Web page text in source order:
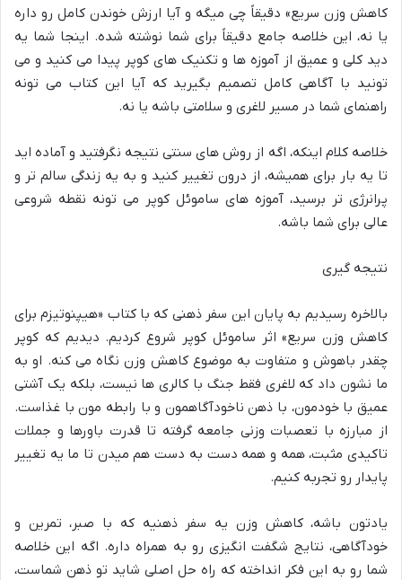
کاهش وزن سریع» دقیقاً چی میگه و آیا ارزش خوندن کامل رو داره
یا نه، این خلاصه جامع دقیقاً برای شما نوشته شده. اینجا شما یه
دید کلی و عمیق از آموزه ها و تکنیک های کوپر پیدا می کنید و می
تونید با آگاهی کامل تصمیم بگیرید که آیا این کتاب می تونه
راهنمای شما در مسیر لاغری و سلامتی باشه یا نه.
خلاصه کلام اینکه، اگه از روش های سنتی نتیجه نگرفتید و آماده اید
تا یه بار برای همیشه، از درون تغییر کنید و به یه زندگی سالم تر و
پرانرژی تر برسید، آموزه های ساموئل کوپر می تونه نقطه شروعی
عالی برای شما باشه.
نتیجه گیری
بالاخره رسیدیم به پایان این سفر ذهنی که با کتاب «هیپنوتیزم برای
کاهش وزن سریع» اثر ساموئل کوپر شروع کردیم. دیدیم که کوپر
چقدر باهوش و متفاوت به موضوع کاهش وزن نگاه می کنه. او به
ما نشون داد که لاغری فقط جنگ با کالری ها نیست، بلکه یک آشتی
عمیق با خودمون، با ذهن ناخودآگاهمون و با رابطه مون با غذاست.
از مبارزه با تعصبات وزنی جامعه گرفته تا قدرت باورها و جملات
تاکیدی مثبت، همه و همه دست به دست هم میدن تا ما یه تغییر
پایدار رو تجربه کنیم.
یادتون باشه، کاهش وزن یه سفر ذهنیه که با صبر، تمرین و
خودآگاهی، نتایج شگفت انگیزی رو به همراه داره. اگه این خلاصه
شما رو به این فکر انداخته که راه حل اصلی شاید تو ذهن شماست،